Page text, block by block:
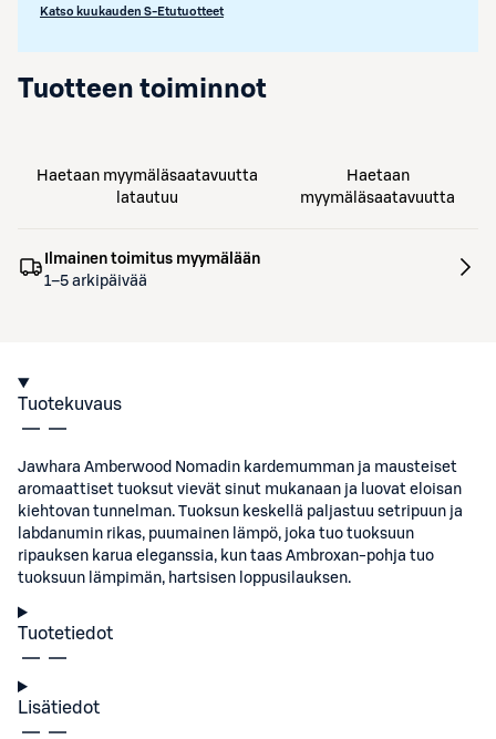
Katso kuukauden S-Etutuotteet
Tuotteen toiminnot
Haetaan myymäläsaatavuutta
latautuu
Haetaan
myymäläsaatavuutta
Ilmainen toimitus myymälään
1–5 arkipäivää
Tuotekuvaus
Jawhara Amberwood Nomadin kardemumman ja mausteiset
aromaattiset tuoksut vievät sinut mukanaan ja luovat eloisan
kiehtovan tunnelman. Tuoksun keskellä paljastuu setripuun ja
labdanumin rikas, puumainen lämpö, joka tuo tuoksuun
ripauksen karua eleganssia, kun taas Ambroxan-pohja tuo
tuoksuun lämpimän, hartsisen loppusilauksen.
Tuotetiedot
Lisätiedot